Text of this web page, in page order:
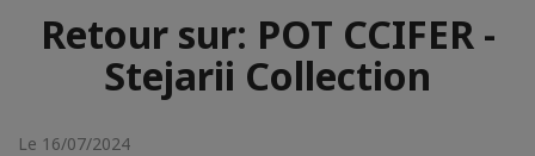
Retour sur: POT CCIFER -
Stejarii Collection
Le 16/07/2024